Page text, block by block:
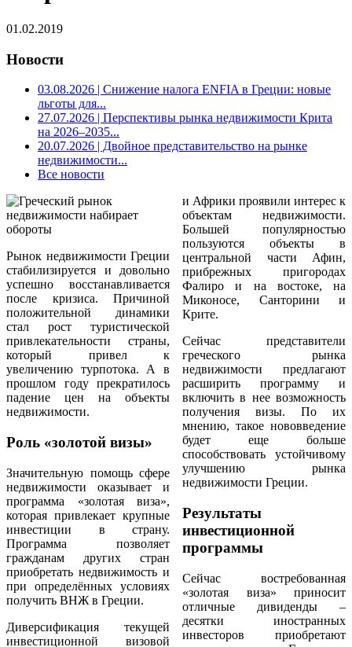
01.02.2019
Новости
03.08.2026 | Снижение налога ENFIA в Греции: новые
льготы для...
27.07.2026 | Перспективы рынка недвижимости Крита
на 2026–2035...
20.07.2026 | Двойное представительство на рынке
недвижимости...
Все новости
Рынок недвижимости Греции
стабилизируется и довольно
успешно восстанавливается
после кризиса. Причиной
положительной динамики
стал рост туристической
привлекательности страны,
который привел к
увеличению турпотока. А в
прошлом году прекратилось
падение цен на объекты
недвижимости.
Роль «золотой визы»
Значительную помощь сфере
недвижимости оказывает и
программа «золотая виза»,
которая привлекает крупные
инвестиции в страну.
Программа позволяет
гражданам других стран
приобретать недвижимость и
при определённых условиях
получить ВНЖ в Греции.
Диверсификация текущей
инвестиционной визовой
и Африки проявили интерес к
объектам недвижимости.
Большей популярностью
пользуются объекты в
центральной части Афин,
прибрежных пригородах
Фалиро и на востоке, на
Миконосе, Санторини и
Крите.
Сейчас представители
греческого рынка
недвижимости предлагают
расширить программу и
включить в нее возможность
получения визы. По их
мнению, такое нововведение
будет еще больше
способствовать устойчивому
улучшению рынка
недвижимости Греции.
Результаты
инвестиционной
программы
Сейчас востребованная
«золотая виза» приносит
отличные дивиденды –
десятки иностранных
инвесторов приобретают